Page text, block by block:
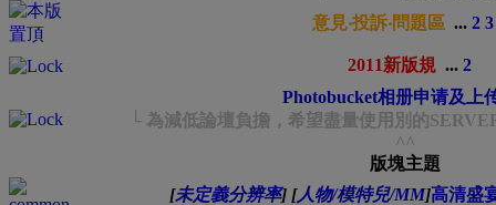
意見‧投訴‧問題區 ... 2 3
2011新版規 ... 2
Photobucket相册申请及上
└ 為減低論壇負擔，希望盡量使用別的
^^
版塊主題
[未定義分辨率] [人物/模特兒/MM]高清盛